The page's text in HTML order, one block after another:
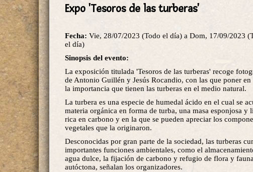
Expo 'Tesoros de las turberas'
Fecha: Vie, 28/07/2023 (Todo el día) a Dom, 17/09/2023
el día)
Sinopsis del evento:
La exposición titulada 'Tesoros de las turberas' recoge
de Antonio Guillén y Jesús Rocandio, con las que poner
la importancia que tienen las turberas en el medio natural.
La turbera es una especie de humedal ácido en el cual se
materia orgánica en forma de turba, una masa esponjosa y
rica en carbono y en la que se pueden apreciar los
vegetales que la originaron.
Desconocidas por gran parte de la sociedad, las turberas
importantes funciones ambientales, como el
agua dulce, la fijación de carbono y refugio de flora y
autóctona, señalan los organizadores.